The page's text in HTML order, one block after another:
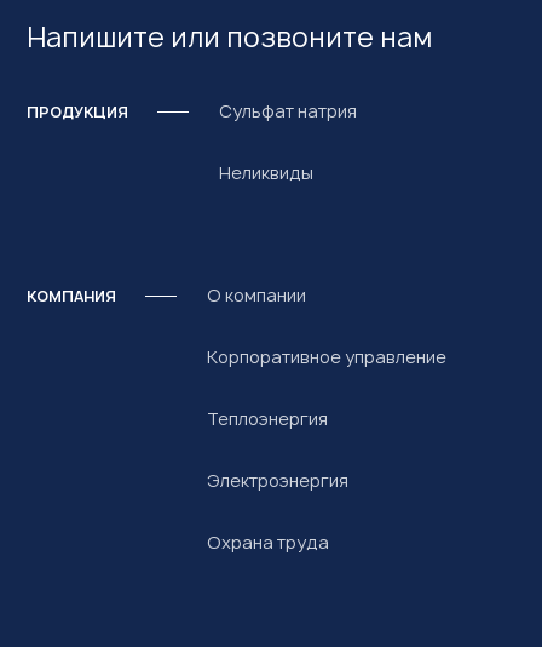
Напишите или позвоните нам
ПРОДУКЦИЯ Сульфат натрия
Неликвиды
КОМПАНИЯ О компании
Корпоративное управление
Теплоэнергия
Электроэнергия
Охрана труда